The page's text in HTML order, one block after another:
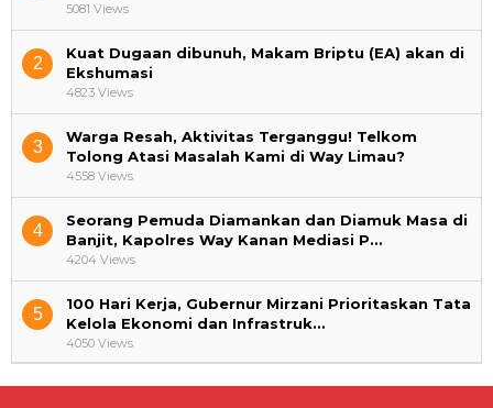
5081 Views
2
Kuat Dugaan dibunuh, Makam Briptu (EA) akan di
Ekshumasi
4823 Views
3
Warga Resah, Aktivitas Terganggu! Telkom
Tolong Atasi Masalah Kami di Way Limau?
4558 Views
4
Seorang Pemuda Diamankan dan Diamuk Masa di
Banjit, Kapolres Way Kanan Mediasi P…
4204 Views
5
100 Hari Kerja, Gubernur Mirzani Prioritaskan Tata
Kelola Ekonomi dan Infrastruk…
4050 Views